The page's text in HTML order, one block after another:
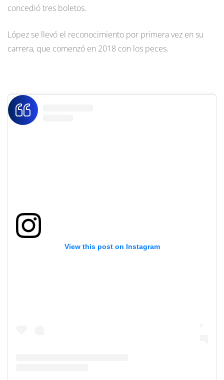
concedió tres boletos.
López se llevó el reconocimiento por primera vez en su
carrera, que comenzó en 2018 con los peces.
View this post on Instagram